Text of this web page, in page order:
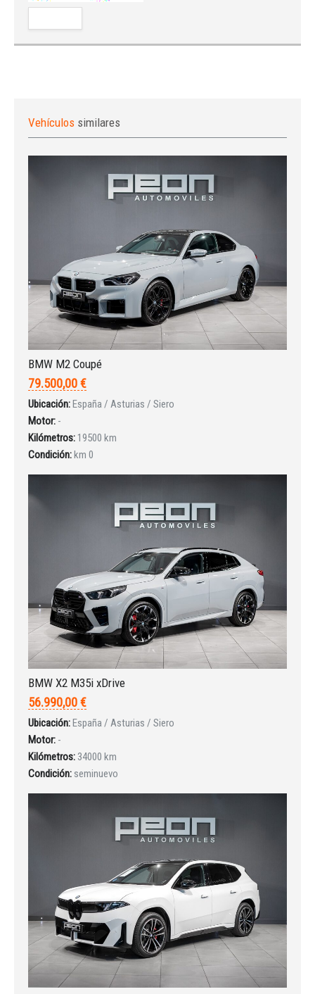
Iniciar sesión
INICIAR SESIÓN
¿Ha olvidado la contraseña?
Vehículos similares
BMW M2 Coupé
79.500,00 €
Ubicación:España / Asturias / Siero
Motor: -
Kilómetros: 19500 km
Condición:km 0
BMW X2 M35i xDrive
56.990,00 €
Ubicación:España / Asturias / Siero
Motor: -
Kilómetros: 34000 km
Condición: seminuevo